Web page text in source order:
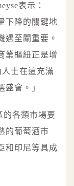
表示：
下降的關鍵地
遇至關重要。
業樞紐正是增
士在這充滿
盛會。」
的各類市場要
的葡萄酒市
和印尼等具成